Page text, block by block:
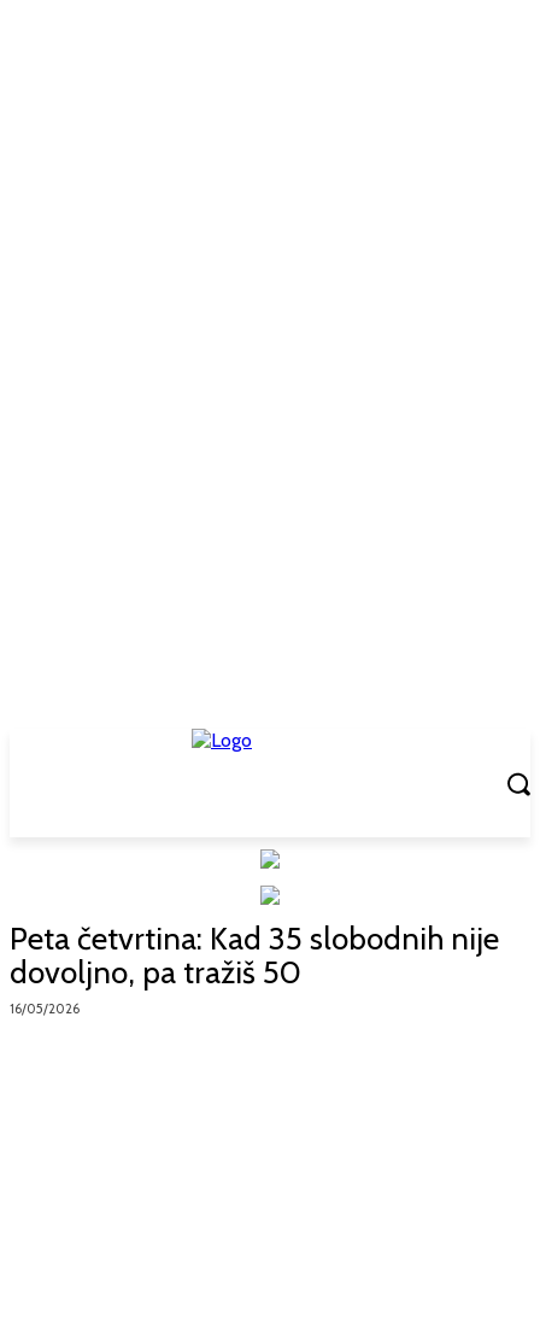
Peta četvrtina: Kad 35 slobodnih nije
dovoljno, pa tražiš 50
16/05/2026